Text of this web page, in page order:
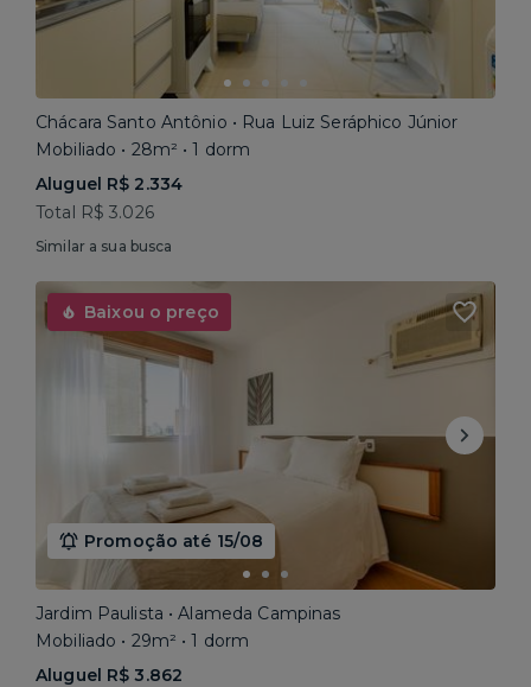
Chácara Santo Antônio • Rua Luiz Seráphico Júnior
Mobiliado • 28m² • 1 dorm
Aluguel R$ 2.334
Total R$ 3.026
Similar a sua busca
Baixou o preço
Promoção até 15/08
Jardim Paulista • Alameda Campinas
Mobiliado • 29m² • 1 dorm
Aluguel R$ 3.862